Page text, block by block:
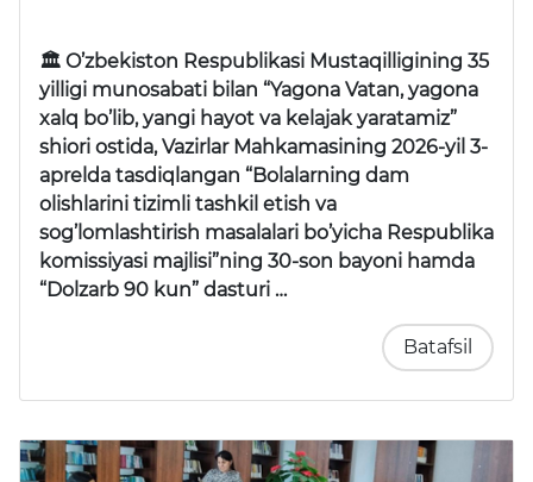
🏛 O’zbekiston Respublikasi Mustaqilligining 35
yilligi munosabati bilan “Yagona Vatan, yagona
xalq bo’lib, yangi hayot va kelajak yaratamiz”
shiori ostida, Vazirlar Mahkamasining 2026-yil 3-
aprelda tasdiqlangan “Bolalarning dam
olishlarini tizimli tashkil etish va
sog’lomlashtirish masalalari bo’yicha Respublika
komissiyasi majlisi”ning 30-son bayoni hamda
“Dolzarb 90 kun” dasturi …
Batafsil